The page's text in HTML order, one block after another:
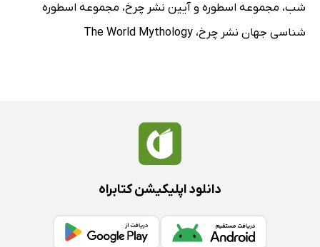
شب، مجموعه اسطوره و آیین نشر چرخ، مجموعه اسطوره
شناسی جهان نشر چرخ، The World Mythology
دانلود اپلیکیشن کتابراه